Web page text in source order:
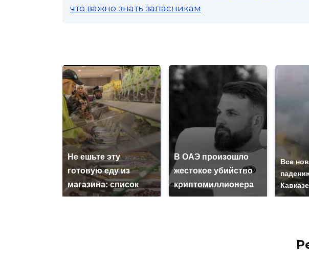
что важно знать запасникам
Не ешьте эту
готовую еду из
магазина: список
В ОАЭ произошло
жестокое убийство
криптомиллионера
Все